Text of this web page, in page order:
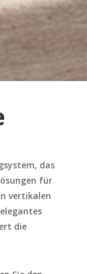
das
für
vertikalen
die